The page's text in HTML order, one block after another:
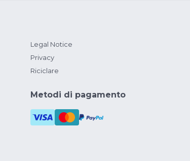
Legal Notice
Privacy
Riciclare
Metodi di pagamento